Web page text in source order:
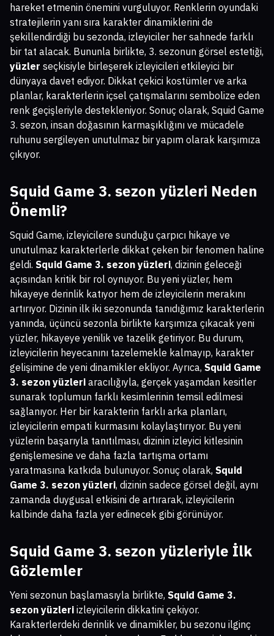
hareket etmenin önemini vurguluyor. Renklerin oyundaki
stratejilerin yanı sıra karakter dinamiklerini de
şekillendirdiği bu sezonda, izleyiciler her sahnede farklı
bir tat alacak. Bununla birlikte, 3. sezonun görsel estetiği,
yüzler seçkisiyle birleşerek izleyicileri etkileyici bir
dünyaya davet ediyor. Dikkat çekici kostümler ve arka
planlar, karakterlerin içsel çatışmalarını sembolize eden
renk geçişleriyle destekleniyor. Sonuç olarak, Squid Game
3. sezon, insan doğasının karmaşıklığını ve mücadele
ruhunu sergileyen unutulmaz bir yapım olarak karşımıza
çıkıyor.
Squid Game 3. sezon yüzleri Neden
Önemli?
Squid Game, izleyicilere sunduğu çarpıcı hikaye ve
unutulmaz karakterlerle dikkat çeken bir fenomen haline
geldi. Squid Game 3. sezon yüzleri, dizinin geleceği
açısından kritik bir rol oynuyor. Bu yeni yüzler, hem
hikayeye derinlik katıyor hem de izleyicilerin merakını
artırıyor. Dizinin ilk iki sezonunda tanıdığımız karakterlerin
yanında, üçüncü sezonla birlikte karşımıza çıkacak yeni
yüzler, hikayeye yenilik ve tazelik getiriyor. Bu durum,
izleyicilerin heyecanını tazelemekle kalmayıp, karakter
gelişimine de yeni dinamikler ekliyor. Ayrıca, Squid Game
3. sezon yüzleri aracılığıyla, gerçek yaşamdan kesitler
sunarak toplumun farklı kesimlerinin temsil edilmesi
sağlanıyor. Her bir karakterin farklı arka planları,
izleyicilerin empati kurmasını kolaylaştırıyor. Bu yeni
yüzlerin başarıyla tanıtılması, dizinin izleyici kitlesinin
genişlemesine ve daha fazla tartışma ortamı
yaratmasına katkıda bulunuyor. Sonuç olarak, Squid
Game 3. sezon yüzleri, dizinin sadece görsel değil, aynı
zamanda duygusal etkisini de artırarak, izleyicilerin
kalbinde daha fazla yer edinecek gibi görünüyor.
Squid Game 3. sezon yüzleriyle İlk
Gözlemler
Yeni sezonun başlamasıyla birlikte, Squid Game 3.
sezon yüzleri izleyicilerin dikkatini çekiyor.
Karakterlerdeki derinlik ve dinamikler, bu sezonu ilginç